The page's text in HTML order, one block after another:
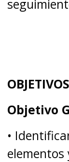
OBJETIVOS
Objetivo
•
elementos